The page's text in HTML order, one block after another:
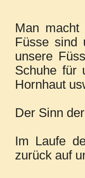
Man
Füsse sind
unsere
Schuhe für
Hornhaut
Der Sinn
Im Laufe
zurück auf